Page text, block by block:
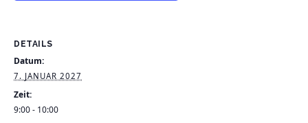
DETAILS
Datum:
7. JANUAR 2027
Zeit:
9:00 - 10:00